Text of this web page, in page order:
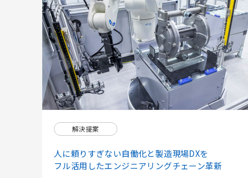
解決提案
人に頼りすぎない自働化と製造現場DXを
フル活用したエンジニアリングチェーン革新